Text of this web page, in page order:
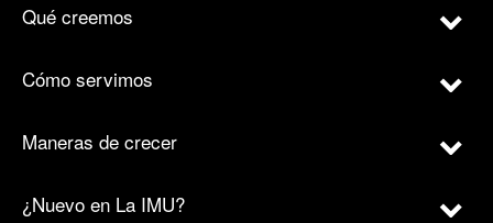
Qué creemos
Cómo servimos
Maneras de crecer
¿Nuevo en La IMU?